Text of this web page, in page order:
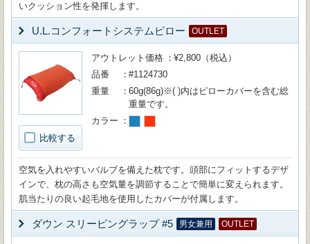
いクッション性を発揮します。
U.L.コンフォートシステムピロー OUTLET
比較する
アウトレット価格
¥2,800（税込）
品番
#1124730
重量
60g(86g)※( )内はピローカバーを含む総
重量です。
カラー
空気を入れやすいバルブを備えた枕です。頭部にフィットするデザ
インで、枕の高さも空気量を調節することで簡単に変えられます。
肌当たりの良い起毛地を使用したカバーが付属します。
ダウン スリーピングラップ #5 男女兼用 OUTLET